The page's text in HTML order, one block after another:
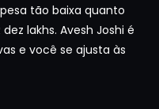
tão baixa quanto
lakhs. Avesh Joshi é
e você se ajusta às